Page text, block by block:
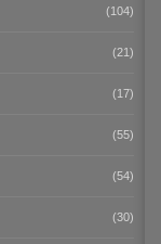
(104)
(21)
(17)
(55)
(54)
(30)